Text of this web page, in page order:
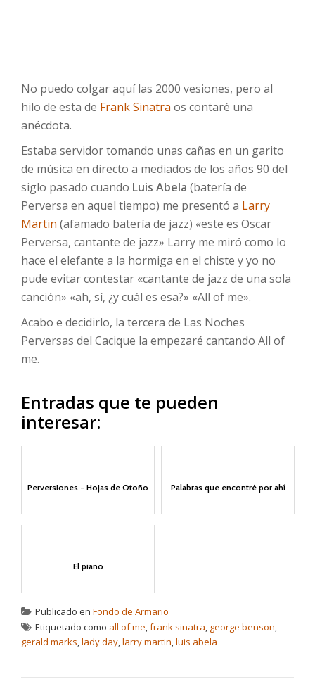
No puedo colgar aquí las 2000 vesiones, pero al
hilo de esta de Frank Sinatra os contaré una
anécdota.
Estaba servidor tomando unas cañas en un garito
de música en directo a mediados de los años 90 del
siglo pasado cuando Luis Abela (batería de
Perversa en aquel tiempo) me presentó a Larry
Martin (afamado batería de jazz) «este es Oscar
Perversa, cantante de jazz» Larry me miró como lo
hace el elefante a la hormiga en el chiste y yo no
pude evitar contestar «cantante de jazz de una sola
canción» «ah, sí, ¿y cuál es esa?» «All of me».
Acabo e decidirlo, la tercera de Las Noches
Perversas del Cacique la empezaré cantando All of
me.
Entradas que te pueden
interesar:
Perversiones - Hojas de Otoño Palabras que encontré por ahí
El piano
Publicado en Fondo de Armario
Etiquetado como all of me,frank sinatra, george benson,
gerald marks,lady day,larry martin,luis abela